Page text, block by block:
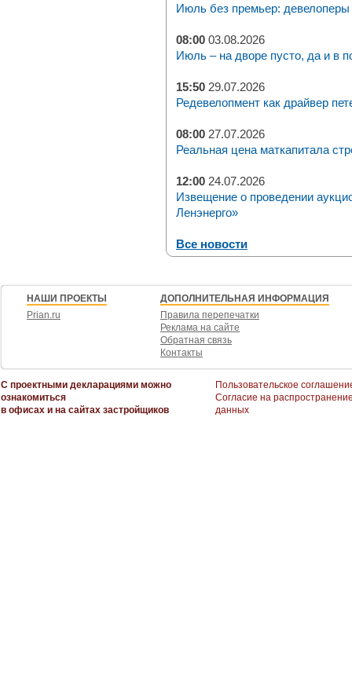
Июль без премьер: девелоперы
08:00 03.08.2026
Июль – на дворе пусто, да и в
15:50 29.07.2026
Редевелопмент как драйвер
08:00 27.07.2026
Реальная цена маткапитала
12:00 24.07.2026
Извещение о проведении
Ленэнерго»
Все новости
НАШИ ПРОЕКТЫ
Prian.ru
ДОПОЛНИТЕЛЬНАЯ ИНФОРМАЦИЯ
Правила перепечатки
Реклама на сайте
Обратная связь
Контакты
С проектными декларациями можно
ознакомиться
в офисах и на сайтах застройщиков
Пользовательское
Согласие на
данных